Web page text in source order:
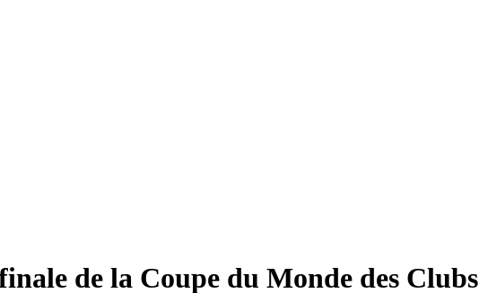
de la Coupe du Monde des Clubs